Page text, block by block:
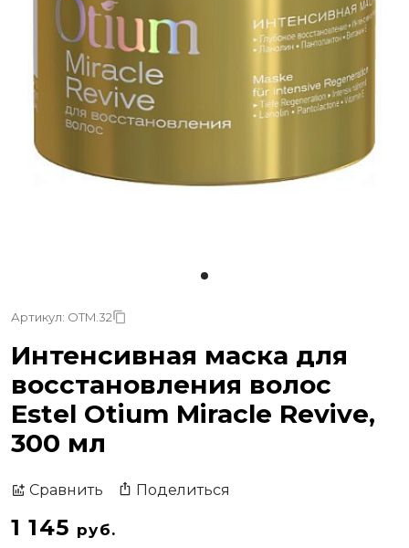
Артикул: OTM.32
Интенсивная маска для
восстановления волос
Estel Otium Miracle Revive,
300 мл
Сравнить Поделиться
1 145 руб.